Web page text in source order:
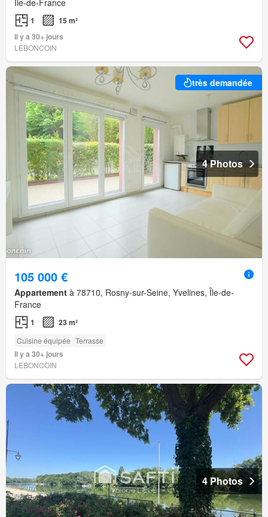
1
15 m²
Il y a 30+ jours
LEBONCOIN
très demandée
4 Photos
105 000 €
Appartement à 78710, Rosny-sur-Seine, Yvelines, Île-de-
France
1 23 m²
Cuisine équipée Terrasse
Il y a 30+ jours
LEBONCOIN
4 Photos